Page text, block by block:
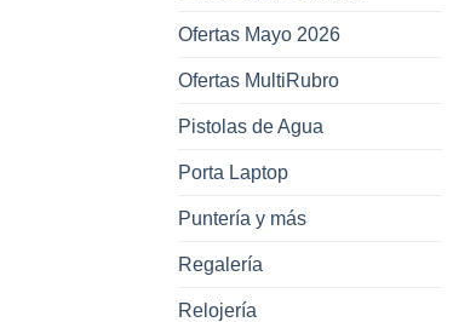
Ofertas Mayo 2026
Ofertas MultiRubro
Pistolas de Agua
Porta Laptop
Puntería y más
Regalería
Relojería